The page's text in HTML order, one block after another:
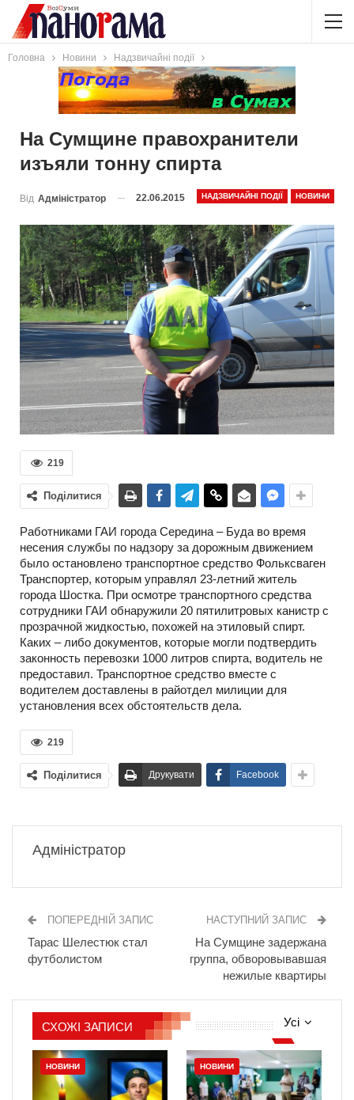
Головна Новини Надзвичайні події
На Сумщине правохранители
изъяли тонну спирта
НАДЗВИЧАЙНІ ПОДІЇ НОВИНИ
Від Адміністратор 22.06.2015
219
Поділитися
Работниками ГАИ города Середина – Буда во время
несения службы по надзору за дорожным движением
было остановлено транспортное средство Фольксваген
Транспортер, которым управлял 23-летний житель
города Шостка. При осмотре транспортного средства
сотрудники ГАИ обнаружили 20 пятилитровых канистр с
прозрачной жидкостью, похожей на этиловый спирт.
Каких – либо документов, которые могли подтвердить
законность перевозки 1000 литров спирта, водитель не
предоставил. Транспортное средство вместе с
водителем доставлены в райотдел милиции для
установления всех обстоятельств дела.
219
Поділитися Друкувати Facebook
Адміністратор
ПОПЕРЕДНІЙ ЗАПИС
Тарас Шелестюк стал
футболистом
НАСТУПНИЙ ЗАПИС
На Сумщине задержана
группа, обворовывавшая
нежилые квартиры
Усі
СХОЖІ ЗАПИСИ
НОВИНИ НОВИНИ